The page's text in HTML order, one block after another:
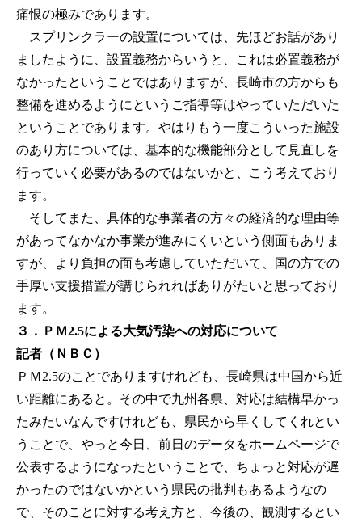
痛恨の極みであります。
スプリンクラーの設置については、先ほどお話があり
ましたように、設置義務からいうと、これは必置義務が
なかったということではありますが、長崎市の方からも
整備を進めるようにというご指導等はやっていただいた
ということであります。やはりもう一度こういった施設
のあり方については、基本的な機能部分として見直しを
行っていく必要があるのではないかと、こう考えており
ます。
そしてまた、具体的な事業者の方々の経済的な理由等
があってなかなか事業が進みにくいという側面もありま
すが、より負担の面も考慮していただいて、国の方での
手厚い支援措置が講じられればありがたいと思っており
ます。
３．ＰＭ2.5による大気汚染への対応について
記者（ＮＢＣ）
ＰＭ2.5のことでありますけれども、長崎県は中国から近
い距離にあると。その中で九州各県、対応は結構早かっ
たみたいなんですけれども、県民から早くしてくれとい
うことで、やっと今日、前日のデータをホームページで
公表するようになったということで、ちょっと対応が遅
かったのではないかという県民の批判もあるようなの
で、そのことに対する考え方と、今後の、観測するとい